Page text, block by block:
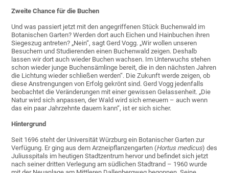
Zweite Chance für die Buchen
Und was passiert jetzt mit den angegriffenen Stück Buchenwald im
Botanischen Garten? Werden dort auch Eichen und Hainbuchen ihren
Siegeszug antreten? „Nein“, sagt Gerd Vogg. „Wir wollen unseren
Besuchern und Studierenden einen Buchenwald zeigen. Deshalb
lassen wir dort auch wieder Buchen wachsen. Im Unterwuchs stehen
schon wieder junge Buchensämlinge bereit, die in den nächsten Jahren
die Lichtung wieder schließen werden“. Die Zukunft werde zeigen, ob
diese Anstrengungen von Erfolg gekrönt sind. Gerd Vogg jedenfalls
beobachtet die Veränderungen mit einer gewissen Gelassenheit. „Die
Natur wird sich anpassen, der Wald wird sich erneuern – auch wenn
das ein paar Jahrzehnte dauern kann“, ist er sich sicher.
Hintergrund
Seit 1696 steht der Universität Würzburg ein Botanischer Garten zur
Verfügung. Er ging aus dem Arzneipflanzengarten (Hortus medicus) des
Juliusspitals im heutigen Stadtzentrum hervor und befindet sich jetzt
nach seiner dritten Verlegung am südlichen Stadtrand – 1960 wurde